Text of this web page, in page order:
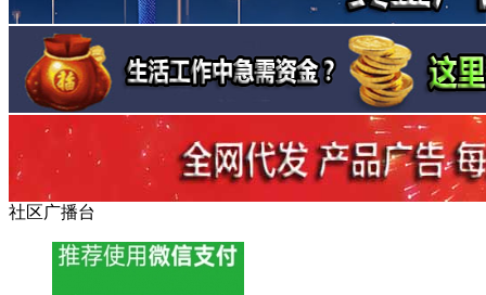
社区广播台